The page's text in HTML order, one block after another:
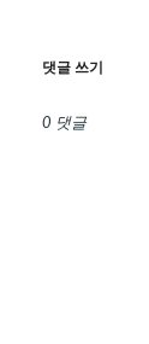
댓글 쓰기
0 댓글